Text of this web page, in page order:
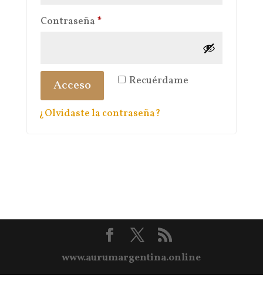
Contraseña *Obligatorio
Recuérdame
Acceso
¿Olvidaste la contraseña?
www.aurumargentina.online